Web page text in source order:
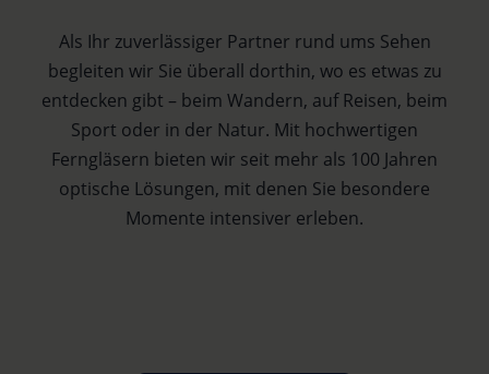
Als Ihr zuverlässiger Partner rund ums Sehen
begleiten wir Sie überall dorthin, wo es etwas zu
entdecken gibt – beim Wandern, auf Reisen, beim
Sport oder in der Natur. Mit hochwertigen
Ferngläsern bieten wir seit mehr als 100 Jahren
optische Lösungen, mit denen Sie besondere
Momente intensiver erleben.
Service
Design
Ausstattung